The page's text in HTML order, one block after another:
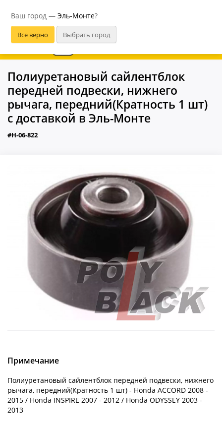
Ваш город — Эль-Монте?
В приложении удобнее
Полиуретановый сайлентблок
передней подвески, нижнего
рычага, передний(Кратность 1 шт)
с доставкой в Эль-Монте
#H-06-822
Примечание
Полиуретановый сайлентблок передней подвески, нижнего
рычага, передний(Кратность 1 шт) - Honda ACCORD 2008 -
2015 / Honda INSPIRE 2007 - 2012 / Honda ODYSSEY 2003 -
2013